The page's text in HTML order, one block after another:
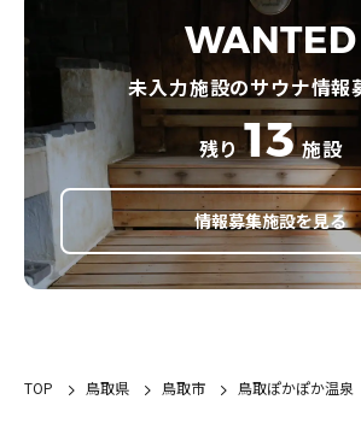
WANTED
未入力施設のサウナ情報
残り 13 施設
情報募集施設を見る
TOP 鳥取県 鳥取市 鳥取ぽかぽか温泉